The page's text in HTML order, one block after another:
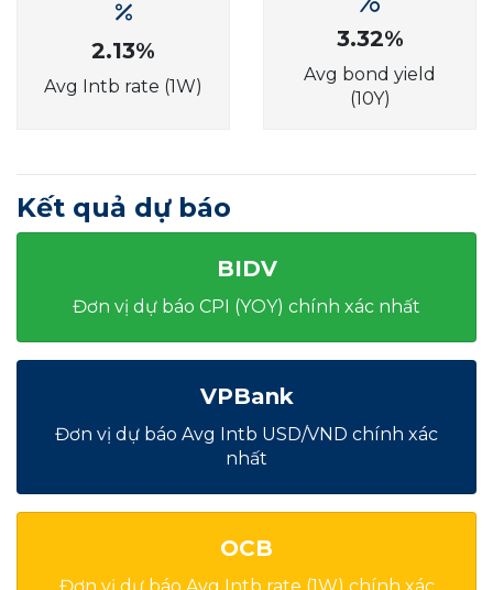
2.13%
Avg Intb rate (1W)
3.32%
Avg bond yield
(10Y)
Kết quả dự báo
BIDV
Đơn vị dự báo CPI (YOY) chính xác nhất
VPBank
Đơn vị dự báo Avg Intb USD/VND chính xác
nhất
OCB